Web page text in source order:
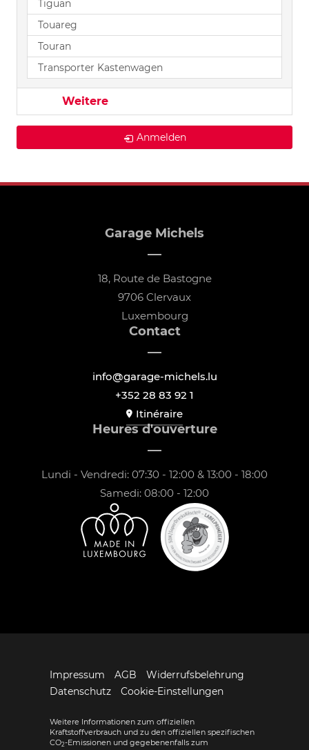
Tiguan
Touareg
Touran
Transporter Kastenwagen
Weitere
Anmelden
Garage Michels
18, Route de Bastogne
9706 Clervaux
Luxembourg
Contact
info@garage-michels.lu
+352 28 83 92 1
Itinéraire
Heures d'ouverture
Lundi - Vendredi: 07:30 - 12:00 & 13:00 - 18:00
Samedi: 08:00 - 12:00
Impressum AGB
Widerrufsbelehrung
Datenschutz
Cookie-Einstellungen
Weitere Informationen zum offiziellen
Kraftstoffverbrauch und zu den offiziellen spezifischen
CO2-Emissionen und gegebenenfalls zum